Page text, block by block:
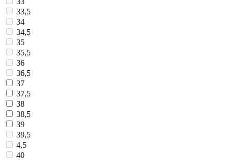
33,5
34
34,5
35
35,5
36
36,5
37
37,5
38
38,5
39
39,5
4,5
40